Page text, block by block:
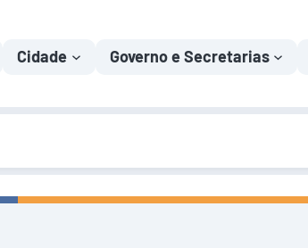
Cidade Governo e Secretarias